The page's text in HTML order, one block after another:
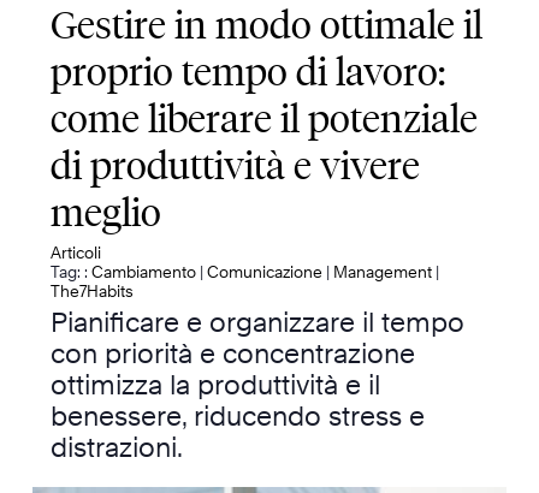
Gestire in modo ottimale il
proprio tempo di lavoro:
come liberare il potenziale
di produttività e vivere
meglio
Articoli
Tag: : Cambiamento |Comunicazione | Management |
The7Habits
Pianificare e organizzare il tempo
con priorità e concentrazione
ottimizza la produttività e il
benessere, riducendo stress e
distrazioni.